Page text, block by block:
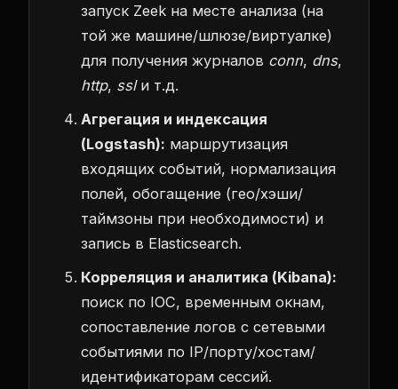
запуск Zeek на месте анализа (на
той же машине/шлюзе/виртуалке)
для получения журналов conn, dns,
http, sslи т.д.
Агрегация и индексация
(Logstash): маршрутизация
входящих событий, нормализация
полей, обогащение (гео/хэши/
таймзоны при необходимости) и
запись в Elasticsearch.
Корреляция и аналитика (Kibana):
поиск по IOC, временным окнам,
сопоставление логов с сетевыми
событиями по IP/порту/хостам/
идентификаторам сессий.